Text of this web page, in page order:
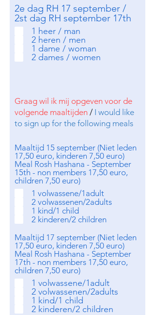
2e dag RH 17 september /
2st dag RH september 17th
1 heer / man
2 heren / men
1 dame / woman
2 dames / women
Graag wil ik mij opgeven voor de
volgende maaltijden / I would like
to sign up for the following meals
Maaltijd 15 september (Niet leden
17,50 euro, kinderen 7,50 euro)
Meal Rosh Hashana - September
15th - non members 17,50 euro,
children 7,50 euro)
1 volwassene/1adult
2 volwassenen/2adults
1 kind/1 child
2 kinderen/2 children
Maaltijd 17 september (Niet leden
17,50 euro, kinderen 7,50 euro)
Meal Rosh Hashana - September
17th - non members 17,50 euro,
children 7,50 euro)
1 volwassene/1adult
2 volwassenen/2adults
1 kind/1 child
2 kinderen/2 children